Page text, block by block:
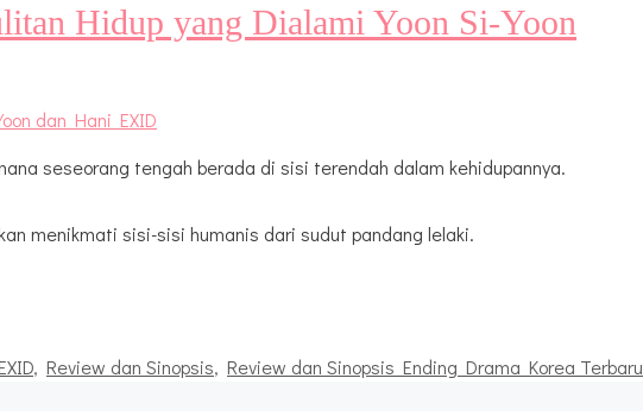
Hidup yang Dialami Yoon Si-Yoon
seseorang tengah berada di sisi terendah dalam kehidupannya.
menikmati sisi-sisi humanis dari sudut pandang lelaki.
, Review dan Sinopsis, Review dan Sinopsis Ending Drama Korea Terbaru